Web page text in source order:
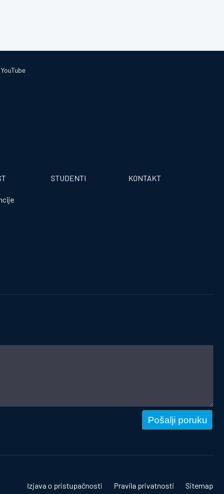
YouTube
STUDENTI KONTAKT
Pošalji poruku
Izjava o pristupačnosti Pravila privatnosti Sitemap